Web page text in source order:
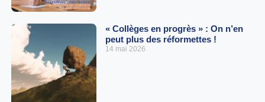
« Collèges en progrès » : On n’en
peut plus des réformettes !
14 mai 2026